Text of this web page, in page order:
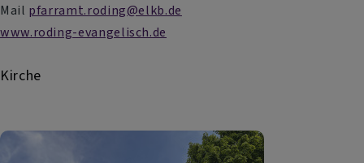
Mail pfarramt.roding@elkb.de
www.roding-evangelisch.de
Kirche